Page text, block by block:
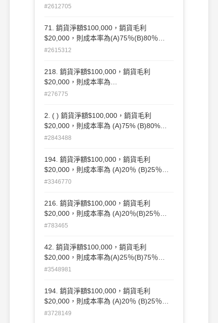
(C)20％(D)25％。
#2612705
71. 銷貨淨額$100,000，銷貨毛利
$20,000，則成本率為(A)75％(B)80％
(C)25％(D)20％。
#2615312
218. 銷貨淨額$100,000，銷貨毛利
$20,000，則成本率為
(A)20(B)25(C)75(D)80。
#276775
2. ( ) 銷貨淨額$100,000，銷貨毛利
$20,000，則成本率為 (A)75% (B)80%
(C)25% (D)20%
#2843488
194. 銷貨淨額$100,000，銷貨毛利
$20,000，則成本率為 (A)20％ (B)25％
(C)75％(D)80％ 。
#3346770
216. 銷貨淨額$100,000，銷貨毛利
$20,000，則成本率為 (A)20％(B)25％
(C)75％(D)80％。
#783465
42. 銷貨淨額$100,000，銷貨毛利
$20,000，則成本率為(A)25％(B)75％
(C)80％(D)20％。
#3548981
194. 銷貨淨額$100,000，銷貨毛利
$20,000，則成本率為 (A)20％ (B)25％
(C)75％(D)80％ 。
#3728149